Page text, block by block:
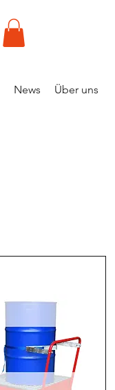
News Über uns